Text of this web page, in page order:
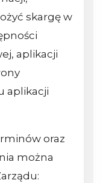
skargę w
aplikacji
aplikacji
oraz
można